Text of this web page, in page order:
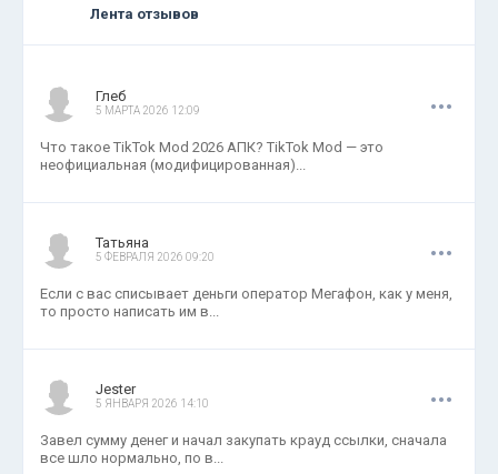
Лента отзывов
Глеб
5 МАРТА 2026 12:09 ...
Что такое TikTok Mod 2026 АПК? TikTok Mod — это
неофициальная (модифицированная)...
Татьяна
5 ФЕВРАЛЯ 2026 09:20 ...
Если с вас списывает деньги оператор Мегафон, как у меня,
то просто написать им в...
Jester
5 ЯНВАРЯ 2026 14:10 ...
Завел сумму денег и начал закупать крауд ссылки, сначала
все шло нормально, по в...